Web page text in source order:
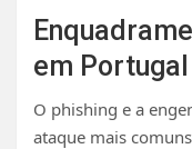
em Portugal
O phishing e a
ataque mais